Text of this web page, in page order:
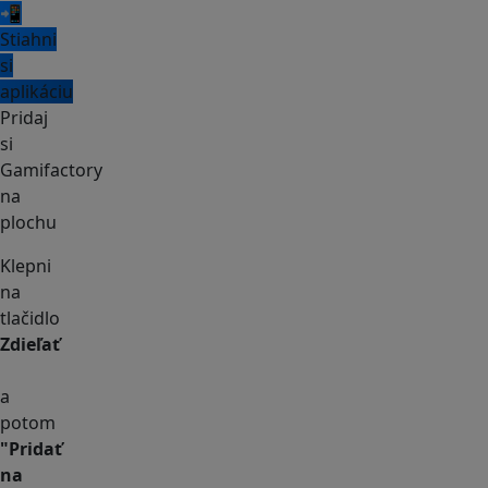
📲
Stiahni
si
aplikáciu
Pridaj
si
Gamifactory
na
plochu
Klepni
na
tlačidlo
Zdieľať
a
potom
"Pridať
na